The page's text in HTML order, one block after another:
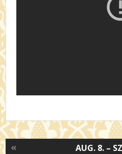
AUG. 8. –
«